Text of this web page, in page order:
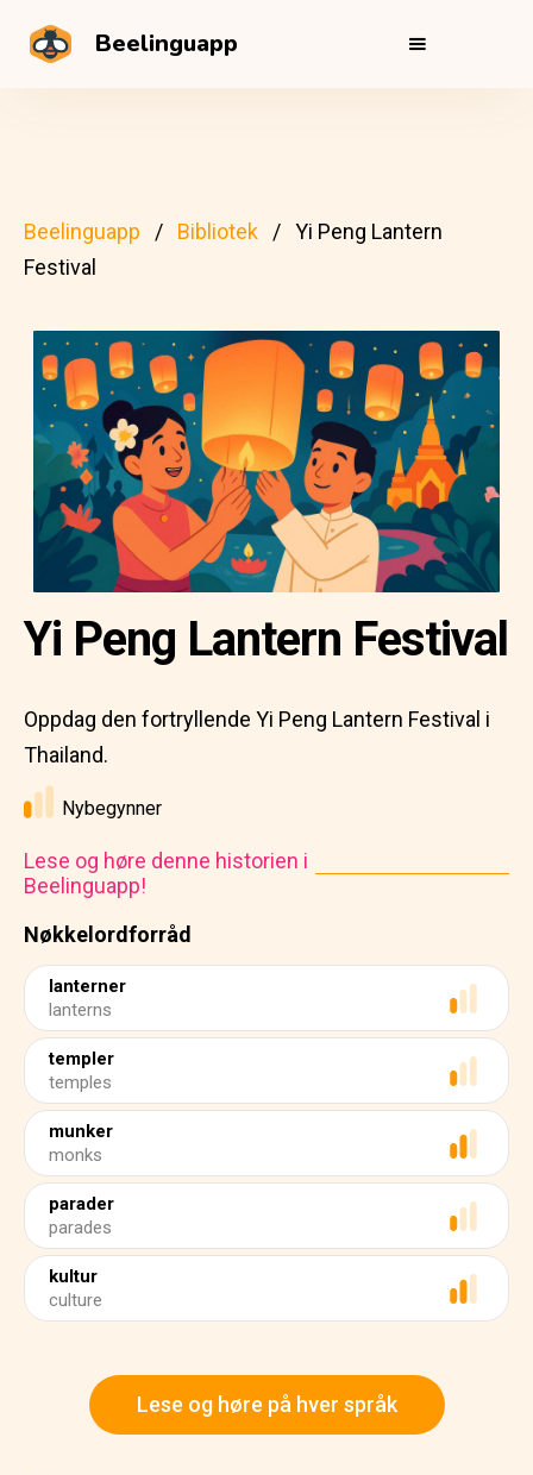
Beelinguapp
Beelinguapp Bibliotek
Yi Peng Lantern
Festival
Nøkkelordforråd
lanterner
lanterns
templer
temples
munker
monks
parader
parades
kultur
culture
Yi Peng Lantern Festival
Oppdag den fortryllende Yi Peng Lantern Festival i
Thailand.
Nybegynner
Lese og høre denne historien i
Beelinguapp!
Lese og høre på hver språk